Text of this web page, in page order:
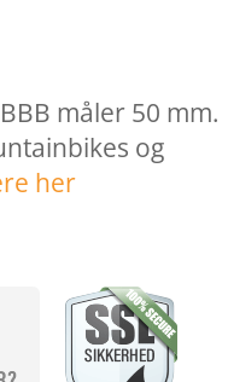
måler 50 mm.
og
her